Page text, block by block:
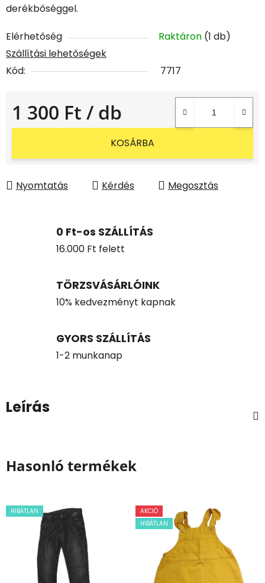
derékbőséggel.
Elérhetőség Raktáron (1 db)
Szállítási lehetőségek
Kód:
7717
1 300 Ft / db
Egységár:
KOSÁRBA
Nyomtatás Kérdés Megosztás
0 Ft-os SZÁLLÍTÁS
16.000 Ft felett
TÖRZSVÁSÁRLÓINK
10% kedvezményt kapnak
GYORS SZÁLLÍTÁS
1-2 munkanap
Leírás
Hasonló termékek
HIBÁTLAN
AKCIÓ
HIBÁTLAN